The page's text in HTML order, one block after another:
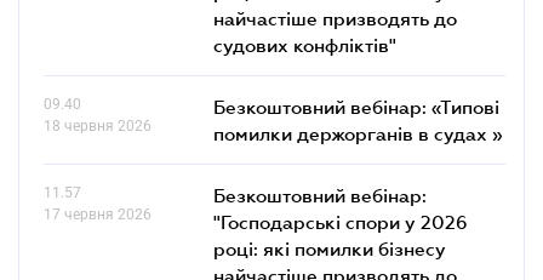
найчастіше призводять до
судових конфліктів"
09.40
18 червня 2026
Безкоштовний вебінар: «Типові
помилки держорганів в судах »
11.57
17 червня 2026
Безкоштовний вебінар:
"Господарські спори у 2026
році: які помилки бізнесу
найчастіше призводять до